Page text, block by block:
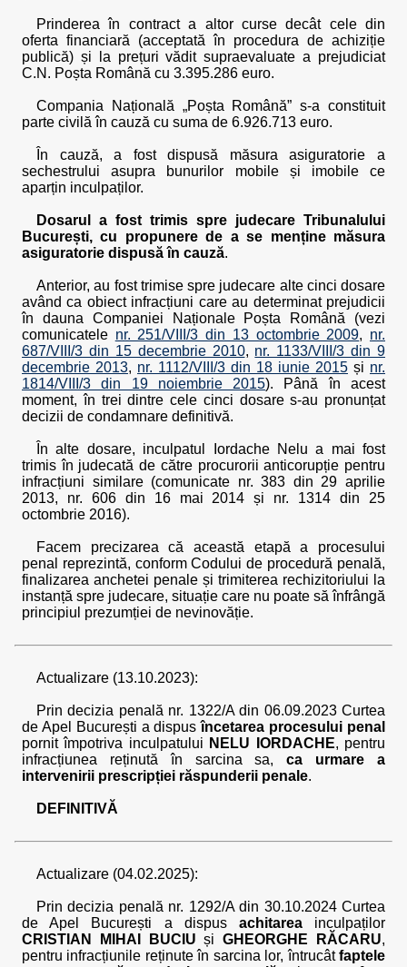
Prinderea în contract a altor curse decât cele din
oferta financiară (acceptată în procedura de achiziție
publică) și la prețuri vădit supraevaluate a prejudiciat
C.N. Poșta Română cu 3.395.286 euro.
Compania Națională „Poșta Română” s-a constituit
parte civilă în cauză cu suma de 6.926.713 euro.
În cauză, a fost dispusă măsura asiguratorie a
sechestrului asupra bunurilor mobile și imobile ce
aparțin inculpaților.
Dosarul a fost trimis spre judecare Tribunalului
București, cu propunere de a se menține măsura
asiguratorie dispusă în cauză.
Anterior, au fost trimise spre judecare alte cinci dosare
având ca obiect infracțiuni care au determinat prejudicii
în dauna Companiei Naționale Poșta Română (vezi
comunicatele nr. 251/VIII/3 din 13 octombrie 2009, nr.
687/VIII/3 din 15 decembrie 2010, nr. 1133/VIII/3 din 9
decembrie 2013, nr. 1112/VIII/3 din 18 iunie 2015 și nr.
1814/VIII/3 din 19 noiembrie 2015). Până în acest
moment, în trei dintre cele cinci dosare s-au pronunțat
decizii de condamnare definitivă.
În alte dosare, inculpatul Iordache Nelu a mai fost
trimis în judecată de către procurorii anticorupție pentru
infracțiuni similare (comunicate nr. 383 din 29 aprilie
2013, nr. 606 din 16 mai 2014 și nr. 1314 din 25
octombrie 2016).
Facem precizarea că această etapă a procesului
penal reprezintă, conform Codului de procedură penală,
finalizarea anchetei penale și trimiterea rechizitoriului la
instanță spre judecare, situație care nu poate să înfrângă
principiul prezumției de nevinovăție.
Actualizare (13.10.2023):
Prin decizia penală nr. 1322/A din 06.09.2023 Curtea
de Apel București a dispusîncetarea procesului penal
pornit împotriva inculpatului NELU IORDACHE, pentru
infracțiunea reținută în sarcina sa,ca urmare a
intervenirii prescripției răspunderii penale.
DEFINITIVĂ
Actualizare (04.02.2025):
Prin decizia penală nr. 1292/A din 30.10.2024 Curtea
de Apel București a dispus achitareainculpaților
CRISTIAN MIHAI BUCIU șiGHEORGHE RĂCARU,
pentru infracțiunile reținute în sarcina lor, întrucâtfaptele